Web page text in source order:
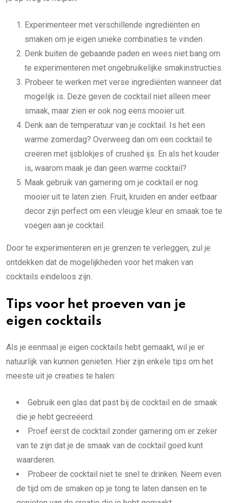
Experimenteer met verschillende ingrediënten en
smaken om je eigen unieke combinaties te vinden.
Denk buiten de gebaande paden en wees niet bang om
te experimenteren met ongebruikelijke smakinstructies.
Probeer te werken met verse ingrediënten wanneer dat
mogelijk is. Deze geven de cocktail niet alleen meer
smaak, maar zien er ook nog eens mooier uit.
Denk aan de temperatuur van je cocktail. Is het een
warme zomerdag? Overweeg dan om een cocktail te
creëren met ijsblokjes of crushed ijs. En als het kouder
is, waarom maak je dan geen warme cocktail?
Maak gebruik van garnering om je cocktail er nog
mooier uit te laten zien. Fruit, kruiden en ander eetbaar
decor zijn perfect om een vleugje kleur en smaak toe te
voegen aan je cocktail.
Door te experimenteren en je grenzen te verleggen, zul je
ontdekken dat de mogelijkheden voor het maken van
cocktails eindeloos zijn.
Tips voor het proeven van je
eigen cocktails
Als je eenmaal je eigen cocktails hebt gemaakt, wil je er
natuurlijk van kunnen genieten. Hier zijn enkele tips om het
meeste uit je creaties te halen:
Gebruik een glas dat past bij de cocktail en de smaak
die je hebt gecreëerd.
Proef eerst de cocktail zonder garnering om er zeker
van te zijn dat je de smaak van de cocktail goed kunt
waarderen.
Probeer de cocktail niet te snel te drinken. Neem even
de tijd om de smaken op je tong te laten dansen en te